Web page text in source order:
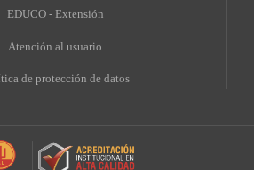
EDUCO - Extensión
Atención al usuario
de protección de datos